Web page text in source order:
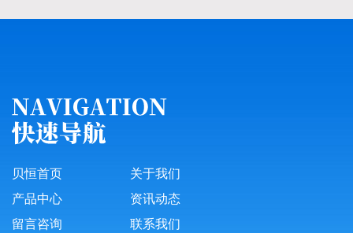
贝恒首页
关于我们
产品中心
资讯动态
留言咨询
联系我们